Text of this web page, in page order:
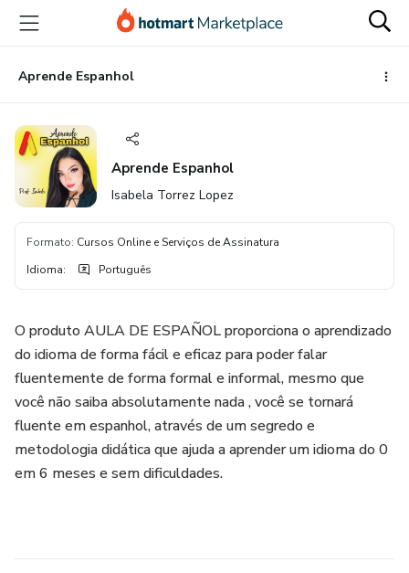
para
conteúdo
principal
para
pagamento
para
rodapé
Aprende Espanhol
Aprende Espanhol
Isabela Torrez Lopez
Formato: Cursos Online e Serviços de Assinatura
Idioma: Português
O produto AULA DE ESPAÑOL proporciona o aprendizado
do idioma de forma fácil e eficaz para poder falar
fluentemente de forma formal e informal, mesmo que
você não saiba absolutamente nada , você se tornará
fluente em espanhol, através de um segredo e
metodologia didática que ajuda a aprender um idioma do 0
em 6 meses e sem dificuldades.